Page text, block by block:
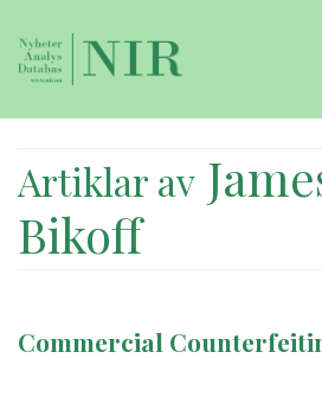
Artiklar av
Bikoff
Commercial